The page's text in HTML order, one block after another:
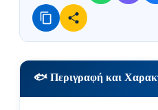
🐟 Περιγραφή και